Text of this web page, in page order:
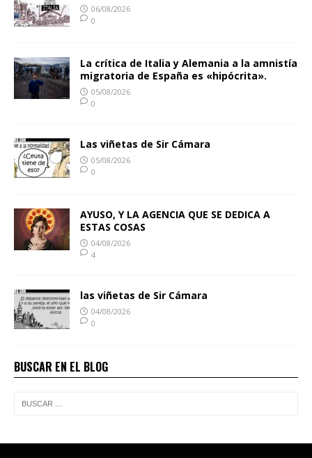
06/08/2026
0
La crítica de Italia y Alemania a la amnistía
migratoria de España es «hipócrita».
05/08/2026
0
Las viñetas de Sir Cámara
05/08/2026
0
AYUSO, Y LA AGENCIA QUE SE DEDICA A
ESTAS COSAS
04/08/2026
4
las viñetas de Sir Cámara
04/08/2026
0
BUSCAR EN EL BLOG